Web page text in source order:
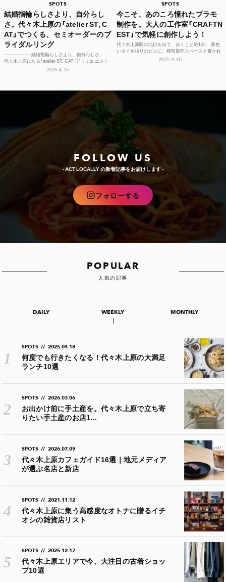
SPOTS
結婚指輪らしさより、自分らし
さ。代々木上原の「atelier ST, C
AT」でつくる、セミオーダーのブ
ライダルリング
——————結婚指輪らしさより、自分らしさ。
代々木上原にある「atelier ST, CAT（アトリエ エステ
ィーキャット）」は、アトリエを併設するブ...
2026.4.16
SPOTS
今こそ、あのころ憧れたプラモ
制作を。大人の工作室「CRAFTN
EST」で気軽に創作しよう！
代々木上原駅の北口を出て、歩くこと約1分。 黄色
いタイル張りのビルに、模型製作スペースと書かれ
た看板が見えてくる。 誘われるように2階へと続く
2025.9.10
FOLLOW US
- ACT LOCALLY の新着記事をお届けします -
フォローする
POPULAR
人気の記事
DAILY WEEKLY MONTHLY
SPOTS // 2025.04.18
何度でも行きたくなる！代々木上原の大満足
ランチ10選
SPOTS // 2026.03.06
お出かけ前に手土産を。代々木上原で立ち寄
りたい手土産のお店1...
SPOTS // 2026.07.09
代々木上原カフェガイド16選｜地元メディア
が選ぶ名店と新店
SPOTS // 2021.11.12
代々木上原に集う高感度なオトナに贈るイチ
オシの雑貨店リスト
SPOTS // 2025.12.17
代々木上原エリアで今、大注目の古着ショッ
プ10選